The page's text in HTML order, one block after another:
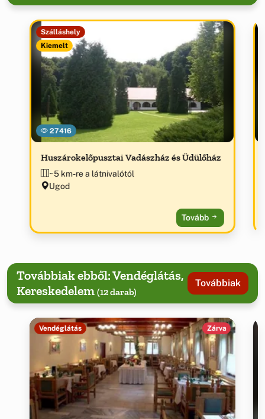
27416
Szálláshely
Kiemelt
Huszárokelőpusztai Vadászház és Üdülőház
~5 km-re a látnivalótól
Ugod
Tovább
Továbbiak ebből: Vendéglátás,
Kereskedelem (12 darab)
Továbbiak
Vendéglátás Zárva